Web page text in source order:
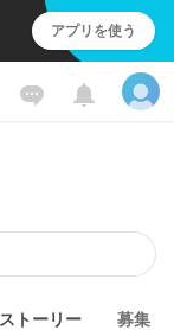
アプリを使う
ストーリー 募集